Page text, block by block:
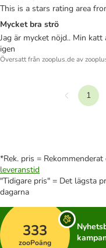
This is a stars rating area
Mycket bra strö
Jag är mycket nöjd.. Min
igen
Översatt från zooplus.de av
Föregående
1
*Rek. pris =
leveranstid
"Tidigare pris" = Det lägsta
dagarna
333
zooPoäng